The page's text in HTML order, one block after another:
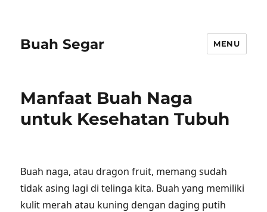
Buah Segar MENU
Manfaat Buah Naga
untuk Kesehatan Tubuh
Buah naga, atau dragon fruit, memang sudah
tidak asing lagi di telinga kita. Buah yang memiliki
kulit merah atau kuning dengan daging putih